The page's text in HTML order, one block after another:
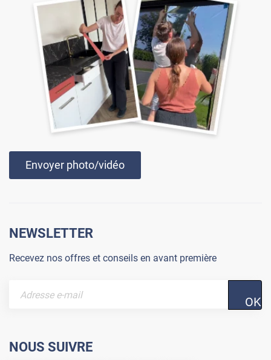
Envoyer photo/vidéo
NEWSLETTER
Recevez nos offres et conseils en avant première
OK
NOUS SUIVRE